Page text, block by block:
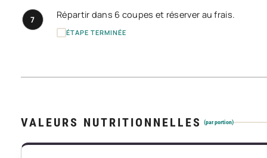
7 Répartir dans 6 coupes et réserver au frais.
ÉTAPE TERMINÉE
VALEURS NUTRITIONNELLES (par portion)